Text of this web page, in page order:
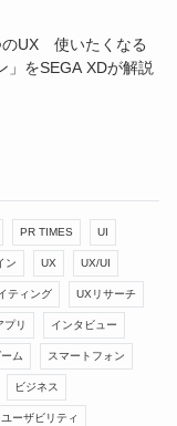
のUX 使いたくなる
」をSEGA XDが解説
PR TIMES UI
ン UX UX/UI
ティング UXリサーチ
プリ インタビュー
ム スマートフォン
ビジネス
ユーザビリティ